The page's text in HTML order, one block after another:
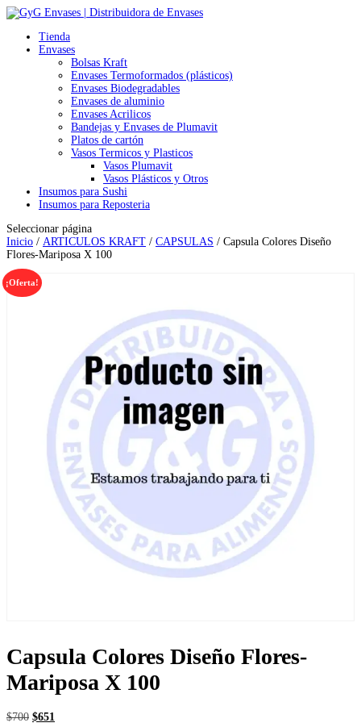
Tienda
Envases
Bolsas Kraft
Envases Termoformados (plásticos)
Envases Biodegradables
Envases de aluminio
Envases Acrilicos
Bandejas y Envases de Plumavit
Platos de cartón
Vasos Termicos y Plasticos
Vasos Plumavit
Vasos Plásticos y Otros
Insumos para Sushi
Insumos para Reposteria
Seleccionar página
Inicio / ARTICULOS KRAFT / CAPSULAS / Capsula Colores Diseño
Flores-Mariposa X 100
¡Oferta!
Capsula Colores Diseño Flores-
Mariposa X 100
$700 El
$651